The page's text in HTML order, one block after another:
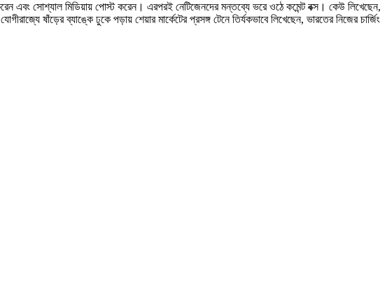
এবং সোশ্যাল মিডিয়ায় পোস্ট করেন। এরপরই নেটিজেনদের মন্তব্যে ভরে ওঠে কমেন্ট বক্স। কেউ লিখেছেন,
ষাঁড়ের ব্যাঙ্কে ঢুকে পড়ায় শেয়ার মার্কেটের প্রসঙ্গ টেনে তির্যকভাবে লিখেছেন, ভারতের নিজের চার্জিং